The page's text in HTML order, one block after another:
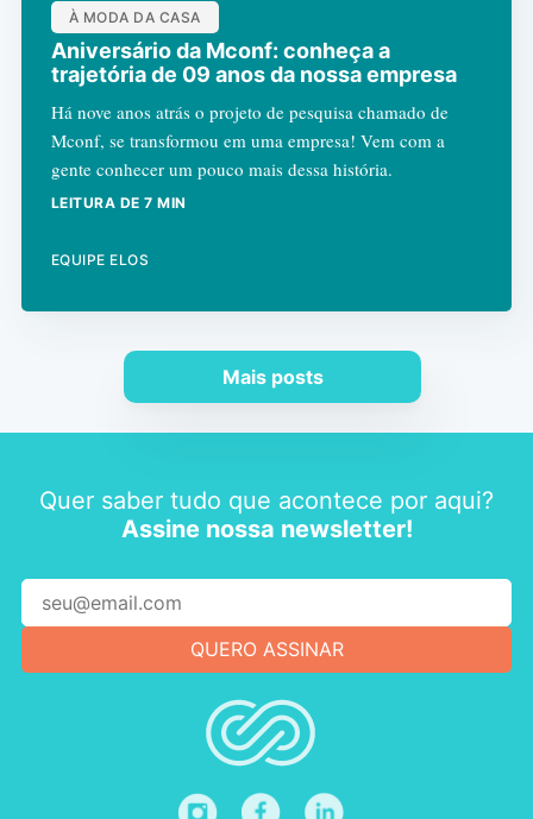
À MODA DA CASA
Aniversário da Mconf: conheça a
trajetória de 09 anos da nossa empresa
Há nove anos atrás o projeto de pesquisa chamado de
Mconf, se transformou em uma empresa! Vem com a
gente conhecer um pouco mais dessa história.
LEITURA DE 7 MIN
EQUIPE ELOS
Mais posts
Quer saber tudo que acontece por aqui?
Assine nossa newsletter!